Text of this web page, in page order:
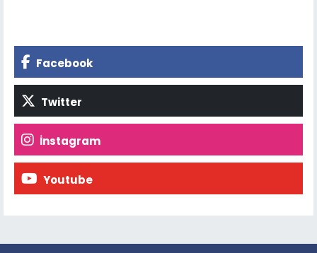
Facebook
Twitter
İnstagram
Youtube